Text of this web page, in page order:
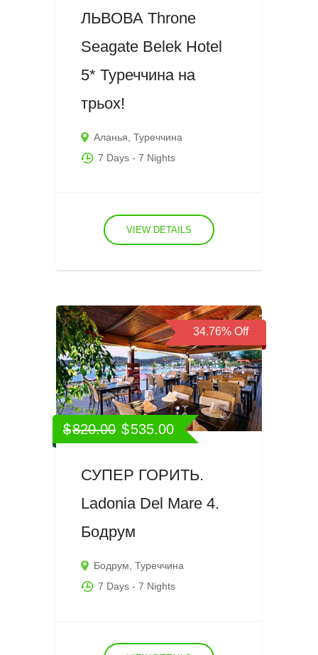
ЛЬВОВА Throne
Seagate Belek Hotel
5* Туреччина на
трьох!
Аланья ,Туреччина
7 Days - 7 Nights
VIEW DETAILS
34.76% Off
$820.00 $535.00
СУПЕР ГОРИТЬ.
Ladonia Del Mare 4.
Бодрум
Бодрум,Туреччина
7 Days - 7 Nights